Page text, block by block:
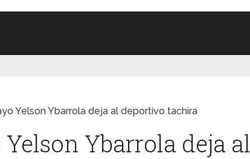
Yelson Ybarrola deja al deportivo tachira
Ybarrola deja al